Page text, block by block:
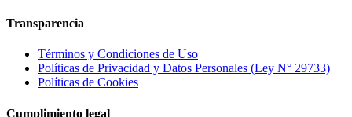
Transparencia
Términos y Condiciones de Uso
Políticas de Privacidad y Datos Personales (Ley N° 29733)
Políticas de Cookies
Cumplimiento legal